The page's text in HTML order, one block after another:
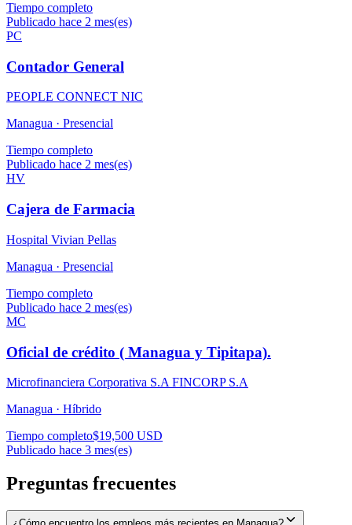
Tiempo completo
Publicado hace 2 mes(es)
PC
Contador General
PEOPLE CONNECT NIC
Managua · Presencial
Tiempo completo
Publicado hace 2 mes(es)
HV
Cajera de Farmacia
Hospital Vivian Pellas
Managua · Presencial
Tiempo completo
Publicado hace 2 mes(es)
MC
Oficial de crédito ( Managua y Tipitapa).
Microfinanciera Corporativa S.A FINCORP S.A
Managua · Híbrido
Tiempo completo$19,500 USD
Publicado hace 3 mes(es)
Preguntas frecuentes